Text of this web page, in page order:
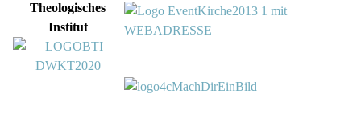
Theologisches
Institut